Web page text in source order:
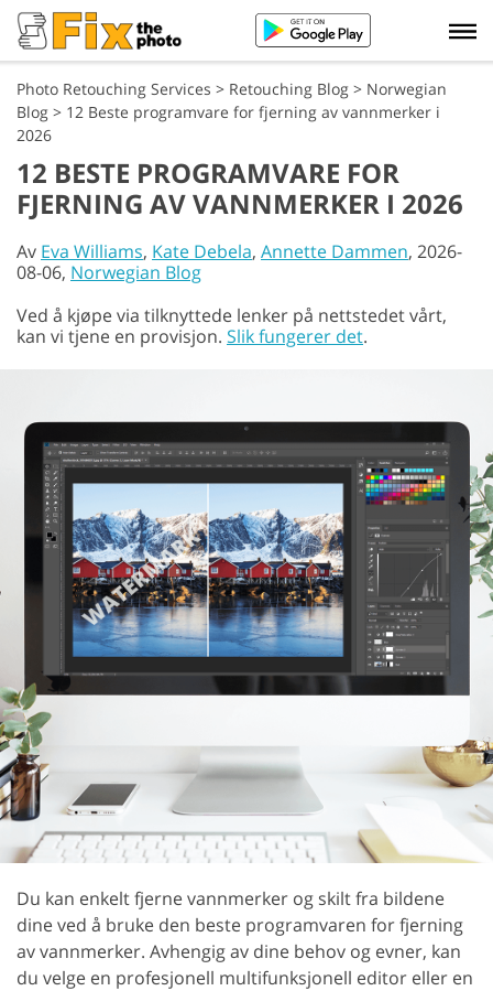
Photo Retouching Services > Retouching Blog > Norwegian
Blog > 12 Beste programvare for fjerning av vannmerker i
2026
12 BESTE PROGRAMVARE FOR
FJERNING AV VANNMERKER I 2026
Av Eva Williams, Kate Debela, Annette Dammen, 2026-
08-06, Norwegian Blog
Ved å kjøpe via tilknyttede lenker på nettstedet vårt,
kan vi tjene en provisjon. Slik fungerer det.
Du kan enkelt fjerne vannmerker og skilt fra bildene
dine ved å bruke den beste programvaren for fjerning
av vannmerker. Avhengig av dine behov og evner, kan
du velge en profesjonell multifunksjonell editor eller en